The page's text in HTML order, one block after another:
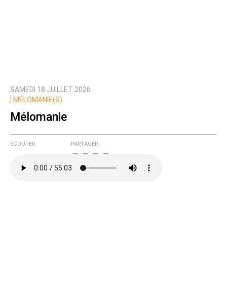
SAMEDI 18 JUILLET 2026
MÉLOMANIE(S)
Mélomanie
ÉCOUTER PARTAGER